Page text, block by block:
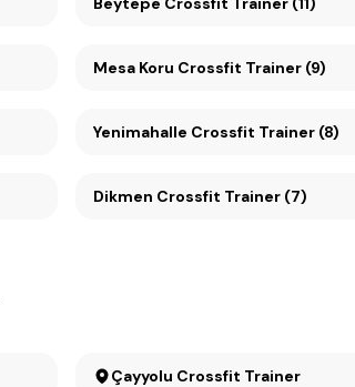
Mesa Koru Crossfit Trainer (9)
Yenimahalle Crossfit Trainer (8)
Dikmen Crossfit Trainer (7)
Çayyolu Crossfit Trainer